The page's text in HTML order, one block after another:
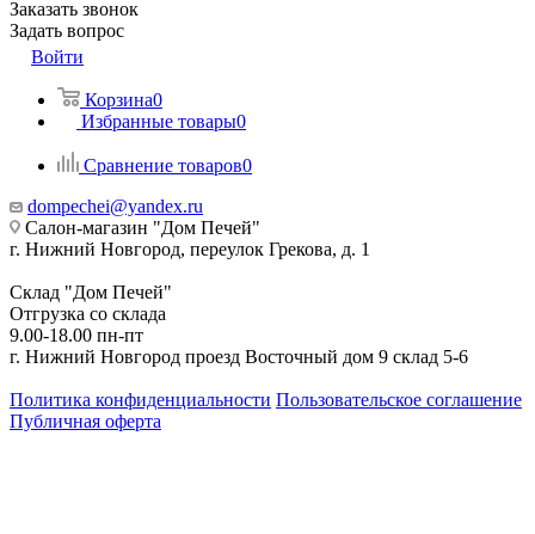
Заказать звонок
Задать вопрос
Войти
Корзина0
Избранные товары0
Сравнение товаров0
dompechei@yandex.ru
Салон-магазин "Дом Печей"
г. Нижний Новгород, переулок Грекова, д. 1
Склад "Дом Печей"
Отгрузка со склада
9.00-18.00 пн-пт
г. Нижний Новгород проезд Восточный дом 9 склад 5-6
Политика конфиденциальности Пользовательское соглашение
Публичная оферта